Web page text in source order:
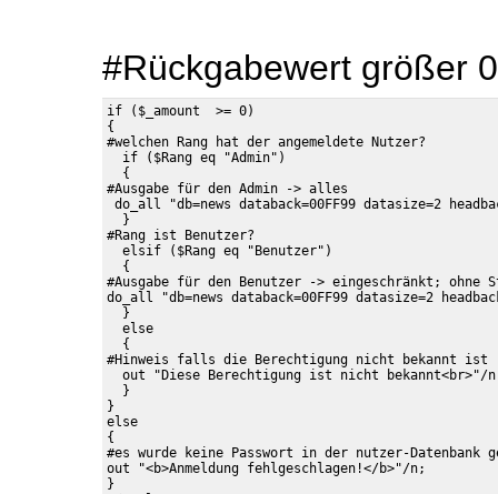
#Rückgabewert größer
if ($_amount  >= 0)
{
#welchen Rang hat der angemeldete Nutzer?
if ($Rang eq "Admin")
{
#Ausgabe für den Admin -> alles
do_all "db=news databack=00FF99 datasize=2
}
#Rang ist Benutzer?
elsif ($Rang eq "Benutzer")
{
#Ausgabe für den Benutzer -> eingeschränkt; ohne
do_all "db=news databack=00FF99 datasize=2
}
else
{
#Hinweis falls die Berechtigung nicht bekannt ist
out "Diese Berechtigung ist nicht bekannt<br>"/
}
}
else
{
#es wurde keine Passwort in der nutzer-Datenbank
out "<b>Anmeldung fehlgeschlagen!</b>"/n;
}